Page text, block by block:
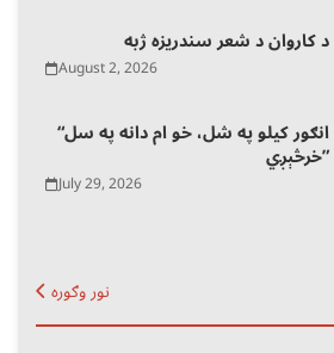
د کاروان د شعر سندریزه ژبه
August 2, 2026
“انګور کیلو په شل، خو ام دانه په سل
خرڅېږي”
July 29, 2026
نور وګوره